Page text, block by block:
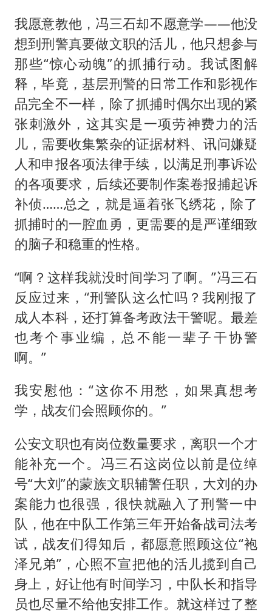
我愿意教他，冯三石却不愿意学——他没
想到刑警真要做文职的活儿，他只想参与
那些“惊心动魄”的抓捕行动。我试图解
释，毕竟，基层刑警的日常工作和影视作
品完全不一样，除了抓捕时偶尔出现的紧
张刺激外，这其实是一项劳神费力的活
儿，需要收集繁杂的证据材料、讯问嫌疑
人和申报各项法律手续，以满足刑事诉讼
的各项要求，后续还要制作案卷报捕起诉
补侦……总之，就是逼着张飞绣花，除了
抓捕时的一腔血勇，更需要的是严谨细致
的脑子和稳重的性格。
“啊？这样我就没时间学习了啊。”冯三石
反应过来，“刑警队这么忙吗？我刚报了
成人本科，还打算备考政法干警呢。最差
也考个事业编，总不能一辈子干协警
啊。”
我安慰他：“这你不用愁，如果真想考
学，战友们会照顾你的。”
公安文职也有岗位数量要求，离职一个才
能补充一个。冯三石这岗位以前是位绰
号“大刘”的蒙族文职辅警任职，大刘的办
案能力也很强，很快就融入了刑警一中
队，他在中队工作第三年开始备战司法考
试，战友们得知后，都愿意照顾这位“袍
泽兄弟”，心照不宣把他的活儿揽到自己
身上，好让他有时间学习，中队长和指导
员也尽量不给他安排工作。就这样过了整